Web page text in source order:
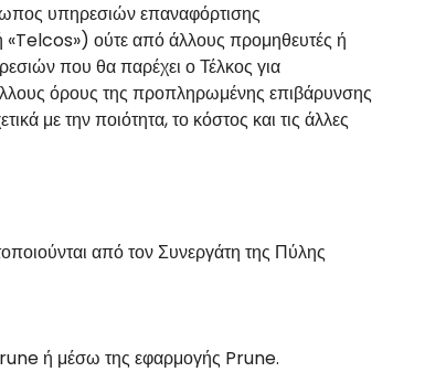
υπηρεσιών επαναφόρτισης
«Telcos») ούτε από άλλους προμηθευτές ή
που θα παρέχει ο Τέλκος για
όρους της προπληρωμένης επιβάρυνσης
με την ποιότητα, το κόστος και τις άλλες
από τον Συνεργάτη της Πύλης
ή μέσω της εφαρμογής Prune.